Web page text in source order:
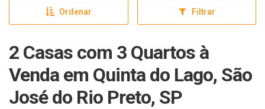
Ordenar Filtrar
2 Casas com 3 Quartos à
Venda em Quinta do Lago, São
José do Rio Preto, SP